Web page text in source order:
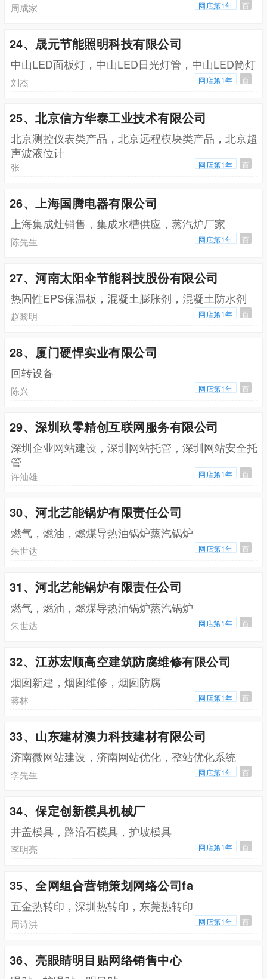
周成家 网店第1年 百
24、晟元节能照明科技有限公司
中山LED面板灯，中山LED日光灯管，中山LED筒灯
刘杰 网店第1年 百
25、北京信方华泰工业技术有限公司
北京测控仪表类产品，北京远程模块类产品，北京超
声波液位计
张 网店第1年 百
26、上海国腾电器有限公司
上海集成灶销售，集成水槽供应，蒸汽炉厂家
陈先生 网店第1年 百
27、河南太阳伞节能科技股份有限公司
热固性EPS保温板，混凝土膨胀剂，混凝土防水剂
赵黎明 网店第1年 百
28、厦门硬悍实业有限公司
回转设备
陈兴 网店第1年 百
29、深圳玖零精创互联网服务有限公司
深圳企业网站建设，深圳网站托管，深圳网站安全托
管
许汕雄 网店第1年 百
30、河北艺能锅炉有限责任公司
燃气，燃油，燃煤导热油锅炉蒸汽锅炉
朱世达 网店第1年 百
31、河北艺能锅炉有限责任公司
燃气，燃油，燃煤导热油锅炉蒸汽锅炉
朱世达 网店第1年 百
32、江苏宏顺高空建筑防腐维修有限公司
烟囱新建，烟囱维修，烟囱防腐
蒋林 网店第1年 百
33、山东建材澳力科技建材有限公司
济南微网站建设，济南网站优化，整站优化系统
李先生 网店第1年 百
34、保定创新模具机械厂
井盖模具，路沿石模具，护坡模具
李明亮 网店第1年 百
35、全网组合营销策划网络公司fa
五金热转印，深圳热转印，东莞热转印
周诗洪 网店第1年 百
36、亮眼睛明目贴网络销售中心